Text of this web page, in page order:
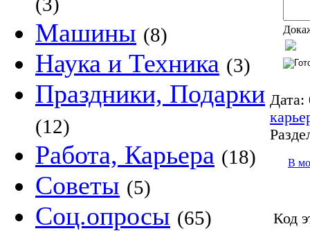
Машины (8)
Наука и Техника (3)
Праздники, Подарки
(12)
Работа, Карьера (18)
Советы (5)
Соц.опросы (65)
Дата:
В
Код